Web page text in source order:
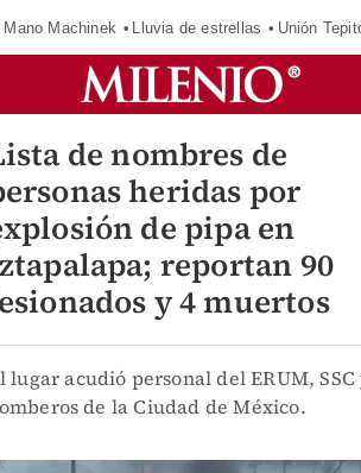
Mano Machinek Lluvia de estrellas Unión
de nombres de
heridas por
de pipa en
reportan 90
y 4 muertos
lugar acudió personal del ERUM, SSC
de la Ciudad de México.